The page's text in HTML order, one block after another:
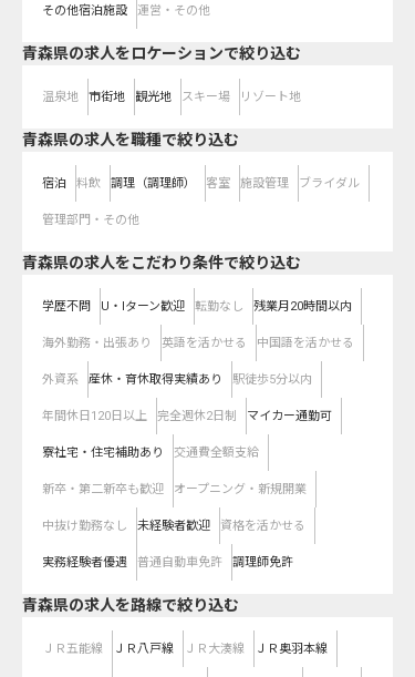
その他宿泊施設 運営・その他
青森県の求人をロケーションで絞り込む
温泉地 市街地 観光地 スキー場 リゾート地
青森県の求人を職種で絞り込む
宿泊 料飲 調理（調理師） 客室 施設管理 ブライダル
管理部門・その他
青森県の求人をこだわり条件で絞り込む
学歴不問 U・Iターン歓迎 転勤なし 残業月20時間以内
海外勤務・出張あり 英語を活かせる 中国語を活かせる
外資系 産休・育休取得実績あり 駅徒歩5分以内
年間休日120日以上 完全週休2日制 マイカー通勤可
寮社宅・住宅補助あり 交通費全額支給
新卒・第二新卒も歓迎 オープニング・新規開業
中抜け勤務なし 未経験者歓迎 資格を活かせる
実務経験者優遇 普通自動車免許 調理師免許
青森県の求人を路線で絞り込む
ＪＲ五能線 ＪＲ八戸線 ＪＲ大湊線 ＪＲ奥羽本線